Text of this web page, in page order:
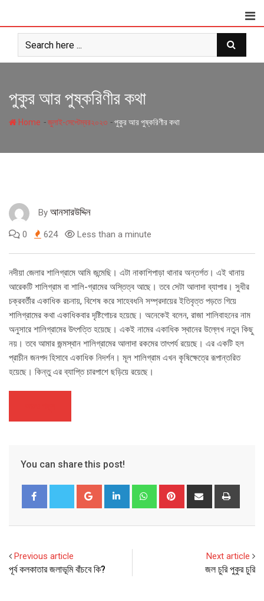
content
পুকুর আর পুষ্করিণীর কথা
Home -জুলাই-সেপ্টেম্বর২০২৩ -পুকুর আর পুষ্করিণীর কথা
By আনসারউদ্দিন
0 624 Less than a minute
নদীয়া জেলার শালিগ্রামে আমি জন্মেছি। এটা নাকাশিপাড়া থানার অন্তর্গত। এই থানায়
আরেকটি শালিগ্রাম বা শালি-গ্রামের অস্তিত্ব আছে। তবে সেটা আলাদা ব্যাপার। সুধীর
চক্রবর্তীর একাধিক রচনায়, বিশেষ করে সাহেবধনি সম্প্রদায়ের ইতিবৃত্ত পড়তে গিয়ে
শালিগ্রামের কথা একাধিকবার দৃষ্টিগোচর হয়েছে। অনেকেই বলেন, রাজা শালিবাহনের নাম
অনুসারে শালিগ্রামের উৎপত্তি হয়েছে। একই নামের একাধিক স্থানের উল্লেখ নতুন কিছু
নয়। তবে আমার জন্মস্থান শালিগ্রামের আলাদা রকমের তাৎপর্য রয়েছে। এর একটি হল
প্রাচীন জনপদ হিসাবে একাধিক নিদর্শন। মূল শালিগ্রাম এখন কৃষিক্ষেত্রে রূপান্তরিত
হয়েছে। কিন্তু এর ব্যাপ্তি চারপাশে ছড়িয়ে রয়েছে।
You can share this post!
Google+ LinkedIn WhatsappPinterest Share
Previous article
পূর্ব কলকাতার জলাভূমি বাঁচবে কি?
Next article
জল চুরি পুকুর চুরি